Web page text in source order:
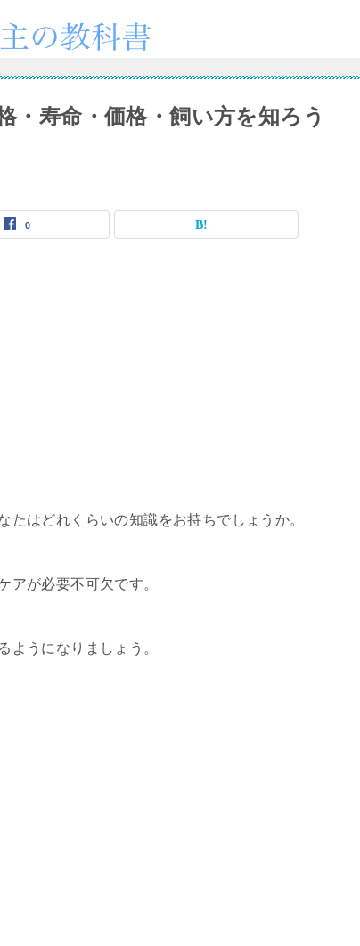
・寿命・価格・飼い方を知ろう
0
はどれくらいの知識をお持ちでしょうか。
アが必要不可欠です。
ようになりましょう。